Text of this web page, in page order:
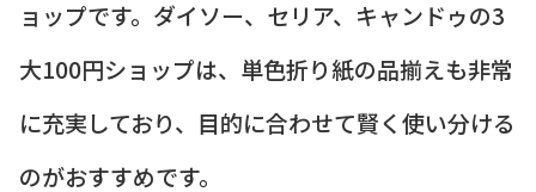
ョップです。ダイソー、セリア、キャンドゥの3
大100円ショップは、単色折り紙の品揃えも非常
に充実しており、目的に合わせて賢く使い分ける
のがおすすめです。